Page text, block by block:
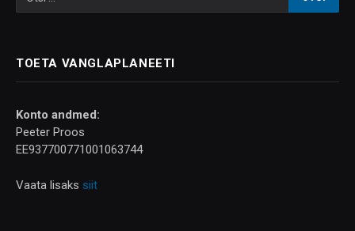
TOETA VANGLAPLANEETI
Konto andmed:
Peeter Proos
EE937700771001063744
Vaata lisaks siit